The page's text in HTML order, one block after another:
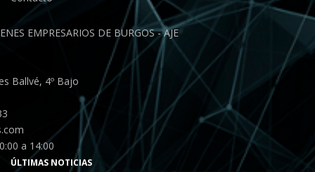
EMPRESARIOS DE BURGOS - AJE
Ballvé, 4º Bajo
a 14:00
ÚLTIMAS NOTICIAS